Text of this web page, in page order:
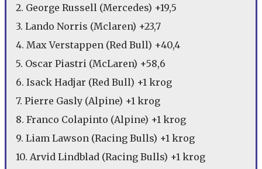
2. George Russell (Mercedes) +19,5
3. Lando Norris (Mclaren) +23,7
4. Max Verstappen (Red Bull) +40,4
5. Oscar Piastri (McLaren) +58,6
6. Isack Hadjar (Red Bull) +1 krog
7. Pierre Gasly (Alpine) +1 krog
8. Franco Colapinto (Alpine) +1 krog
9. Liam Lawson (Racing Bulls) +1 krog
10. Arvid Lindblad (Racing Bulls) +1 krog